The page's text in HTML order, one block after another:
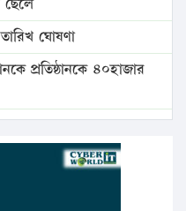
ঘোষণা
প্রতিষ্ঠানকে ৪০হাজার
বাড়ানোর প্রস্তাব পিডিবির
যাবেন প্রধানমন্ত্রী